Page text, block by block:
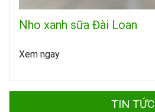
Nho xanh sữa Đài Loan
Xem ngay
TIN TỨC